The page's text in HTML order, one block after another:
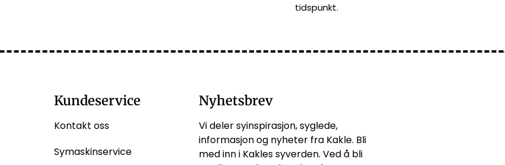
tidspunkt.
Kundeservice
Kontakt oss
Symaskinservice
Nyhetsbrev
Vi deler syinspirasjon, syglede,
informasjon og nyheter fra Kakle. Bli
med inn i Kakles syverden. Ved å bli